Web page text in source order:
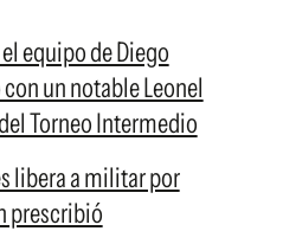
equipo de Diego
un notable Leonel
Torneo Intermedio
libera a militar por
prescribió